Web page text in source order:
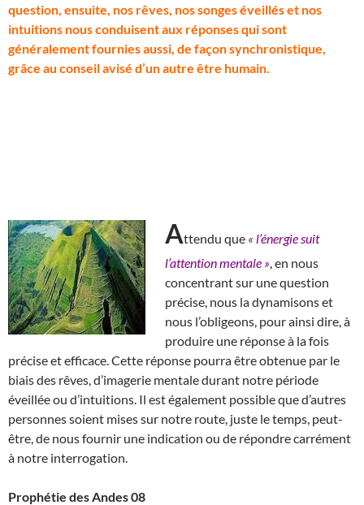
question, ensuite, nos rêves, nos songes éveillés et nos
intuitions nous conduisent aux réponses qui sont
généralement fournies aussi, de façon synchronistique,
grâce au conseil avisé d’un autre être humain.
Attendu que « l’énergie suit
l’attention mentale » , en nous
concentrant sur une question
précise, nous la dynamisons et
nous l’obligeons, pour ainsi dire, à
produire une réponse à la fois
précise et efficace. Cette réponse pourra être obtenue par le
biais des rêves, d’imagerie mentale durant notre période
éveillée ou d’intuitions. Il est également possible que d’autres
personnes soient mises sur notre route, juste le temps, peut-
être, de nous fournir une indication ou de répondre carrément
à notre interrogation.
Prophétie des Andes 08